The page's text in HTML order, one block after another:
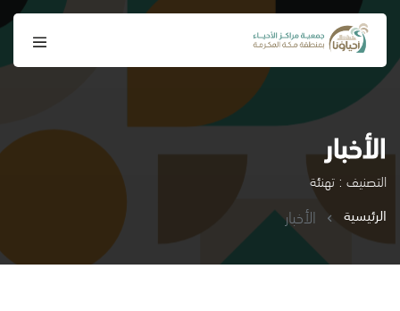
الأخبار
التصنيف : تهنئة
الرئيسية
الأخبار